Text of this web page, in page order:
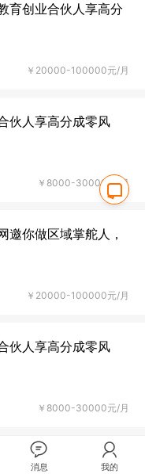
育创业合伙人享高分
￥20000-100000元/月
伙人享高分成零风
￥8000-30000元/月
邀你做区域掌舵人，
￥20000-100000元/月
伙人享高分成零风
￥8000-30000元/月
育创业合伙人，享高
消息 我的